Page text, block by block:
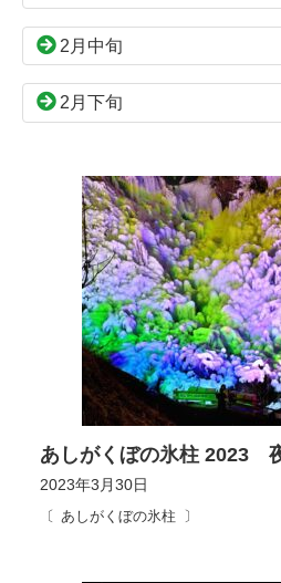
2月中旬
2月下旬
2023年3月30日
あしがくぼの氷柱
あしがくぼの氷柱 2023